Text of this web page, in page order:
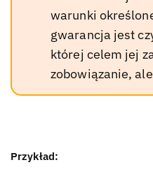
warunki
gwarancja jest
której celem jej
zobowiązanie,
Przykład: